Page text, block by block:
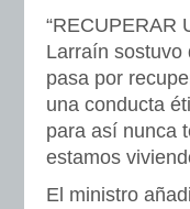
“RECUPERAR
Larraín sostuvo
pasa por
una conducta
para así nunca
estamos
El ministro